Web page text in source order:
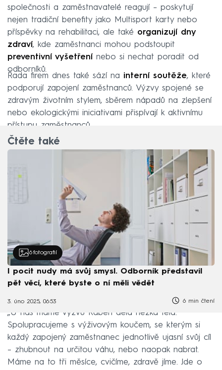
společnosti a zaměstnavatelé reagují – poskytují
nejen tradiční benefity jako Multisport karty nebo
příspěvky na rehabilitaci, ale také organizují dny
zdraví, kde zaměstnanci mohou podstoupit
preventivní vyšetření nebo si nechat poradit od
odborníků.
Řada firem dnes také sází na interní soutěže, které
podporují zapojení zaměstnanců. Výzvy spojené se
zdravým životním stylem, sběrem nápadů na zlepšení
nebo ekologickými iniciativami přispívají k aktivnímu
přístupu zaměstnanců.
Čtěte také
6 fotografií
I pocit nudy má svůj smysl. Odborník představil
pět věcí, které byste o ní měli vědět
3. úno 2025, 06:53 6 min čtení
„U nás máme výzvu Raben dělá hezká těla.
Spolupracujeme s výživovým koučem, se kterým si
každý zapojený zaměstnanec jednotlivě ujasní svůj cíl
– zhubnout na určitou váhu, nebo naopak nabrat.
Máme na to tři měsíce, cvičíme, zdravě jíme. Jde o